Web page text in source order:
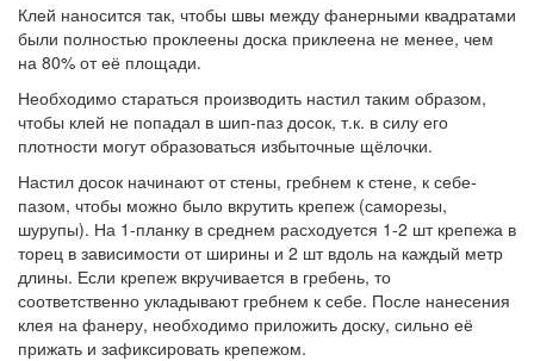
Клей наносится так, чтобы швы между фанерными квадратами
были полностью проклеены доска приклеена не менее, чем
на 80% от её площади.
Необходимо стараться производить настил таким образом,
чтобы клей не попадал в шип-паз досок, т.к. в силу его
плотности могут образоваться избыточные щёлочки.
Настил досок начинают от стены, гребнем к стене, к себе-
пазом, чтобы можно было вкрутить крепеж (саморезы,
шурупы). На 1-планку в среднем расходуется 1-2 шт крепежа в
торец в зависимости от ширины и 2 шт вдоль на каждый метр
длины. Если крепеж вкручивается в гребень, то
соответственно укладывают гребнем к себе. После нанесения
клея на фанеру, необходимо приложить доску, сильно её
прижать и зафиксировать крепежом.